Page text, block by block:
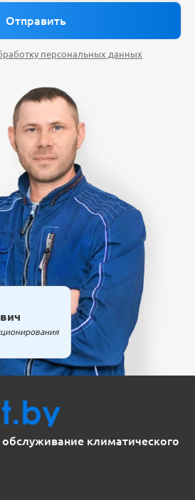
персональных данных
климатического